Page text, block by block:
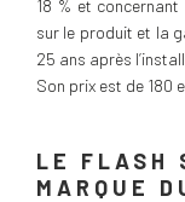
18 % et
sur le produit et la
25 ans après
Son prix est de 180
LE FLASH
MARQUE